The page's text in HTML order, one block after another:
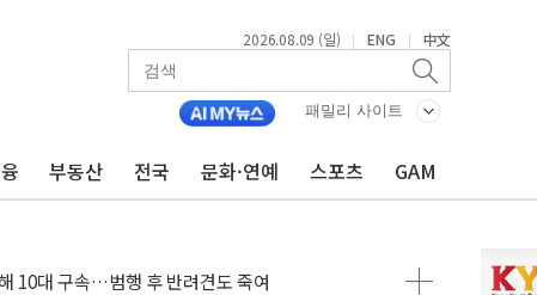
2026.08.09 (일) | ENG | 中文
패밀리 사이트
부동산 전국 문화·연예 스포츠 GAM
두천~하당'·'올미골교' 차량 통행 선제 제한
발생…작업자 1명 숨져
강 AI융합실증센터' 들어선다
1.48%p 차 선두 유지...金 46.01% vs 鄭 44.53%
기 당선...합산득표율 68.63%
서 정청래에 승리…金 48.54% vs 鄭 44.40%